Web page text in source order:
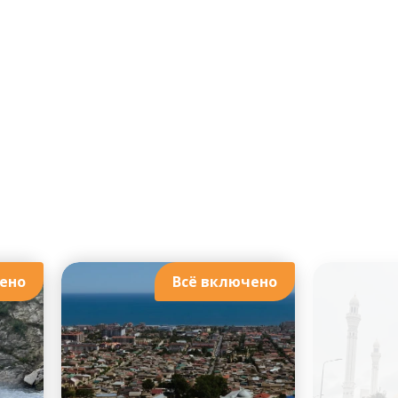
Всё включено